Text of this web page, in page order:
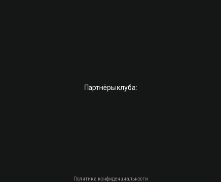
Партнёры клуба:
Политика конфиденциальности